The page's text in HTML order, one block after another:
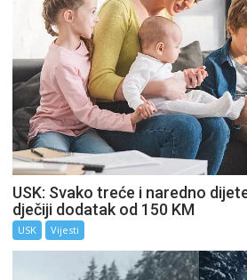
USK: Svako treće i naredno
dječiji dodatak od 150 KM
USK Vijesti